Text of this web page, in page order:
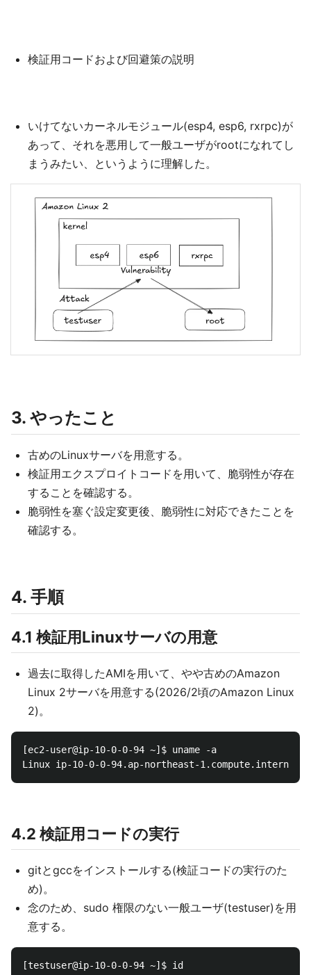
検証用コードおよび回避策の説明
いけてないカーネルモジュール(esp4, esp6, rxrpc)が
あって、それを悪用して一般ユーザがrootになれてし
まうみたい、というように理解した。
3. やったこと
古めのLinuxサーバを用意する。
検証用エクスプロイトコードを用いて、脆弱性が存在
することを確認する。
脆弱性を塞ぐ設定変更後、脆弱性に対応できたことを
確認する。
4. 手順
4.1 検証用Linuxサーバの用意
過去に取得したAMIを用いて、やや古めのAmazon
Linux 2サーバを用意する(2026/2頃のAmazon Linux
2)。
[ec2-user@ip-10-0-0-94 ~]$ uname -a
4.2 検証用コードの実行
gitとgccをインストールする(検証コードの実行のた
め)。
念のため、sudo 権限のない一般ユーザ(testuser)を用
意する。
[testuser@ip-10-0-0-94 ~]$ id